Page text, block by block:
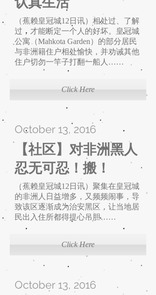
（蕉赖皇冠城12日讯）相处过、了解
过，才能断定一个人的好坏。皇冠城
公寓（Mahkota Garden）的部分居民
与非洲籍住户相处愉快，并劝诫其他
住户切勿一竿子打翻一船人……
Click Here
October 13, 2016
【社区】对非洲黑人
忍无可忍！搬！
（蕉赖皇冠城12日讯）聚集在皇冠城
的非洲人日益增多，又频频闹事，导
致该区逐渐成为治安黑区，让当地居
民出入住所都得提心吊胆……
Click Here
October 13, 2016